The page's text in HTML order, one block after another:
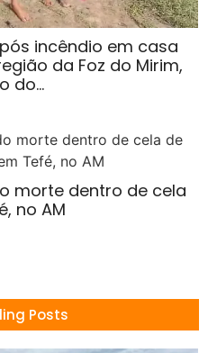
incêndio em casa
da Foz do Mirim,
do…
morte dentro de cela
no AM
Posts